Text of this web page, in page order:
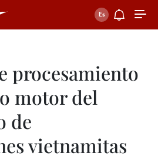
procesamiento
motor del
de
vietnamitas